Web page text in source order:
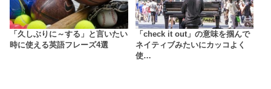
「久しぶりに～する」と言いたい
時に使える英語フレーズ4選
「check it out」の意味を掴んで
ネイティブみたいにカッコよく
使…